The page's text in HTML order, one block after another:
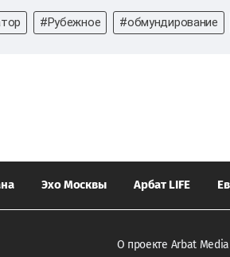
#Рубежное #обмундирование
Эхо Москвы Арбат LIFE
О проекте Arbat Media